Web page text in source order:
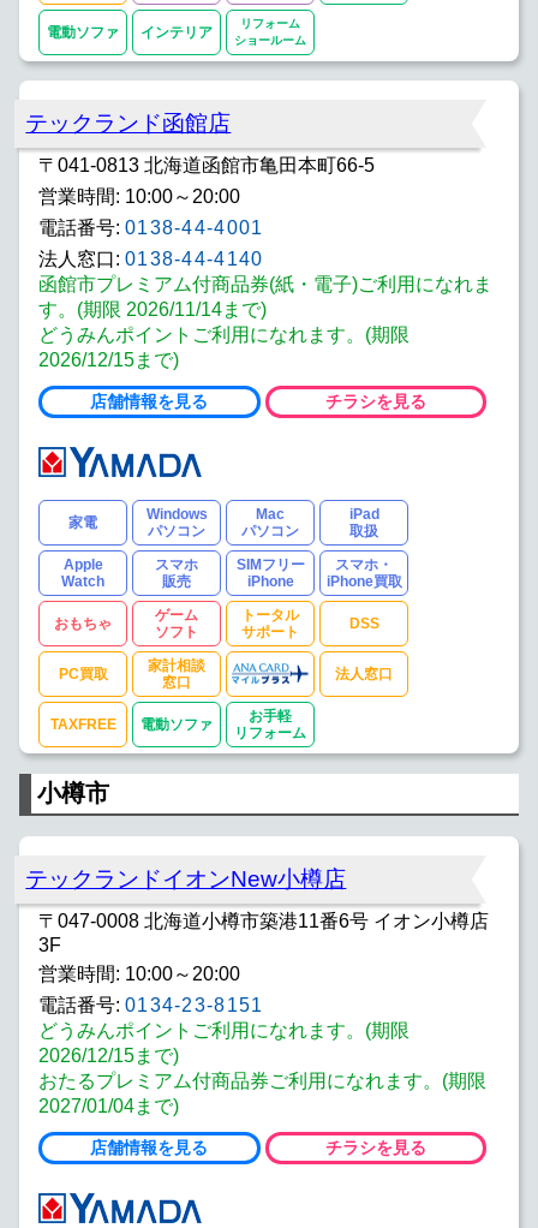
電動ソファ インテリア
リフォーム
ショールーム
テックランド函館店
〒041-0813 北海道函館市亀田本町66-5
営業時間: 10:00～20:00
電話番号: 0138-44-4001
法人窓口: 0138-44-4140
函館市プレミアム付商品券(紙・電子)ご利用になれま
す。(期限 2026/11/14まで)
どうみんポイントご利用になれます。(期限
2026/12/15まで)
店舗情報を見る チラシを見る
家電
Windows
パソコン
Mac
パソコン
iPad
取扱
Apple
Watch
スマホ
販売
SIMフリー
iPhone
スマホ・
iPhone買取
おもちゃ
ゲーム
ソフト
トータル
サポート
DSS
PC買取
家計相談
窓口
法人窓口
TAXFREE 電動ソファ
お手軽
リフォーム
小樽市
テックランドイオンNew小樽店
〒047-0008 北海道小樽市築港11番6号 イオン小樽店
3F
営業時間: 10:00～20:00
電話番号: 0134-23-8151
どうみんポイントご利用になれます。(期限
2026/12/15まで)
おたるプレミアム付商品券ご利用になれます。(期限
2027/01/04まで)
店舗情報を見る チラシを見る